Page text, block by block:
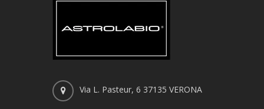
Via L. Pasteur, 6 37135 VERONA